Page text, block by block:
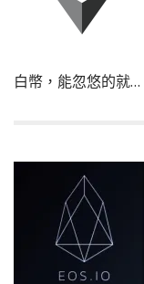
白幣，能忽悠的就…